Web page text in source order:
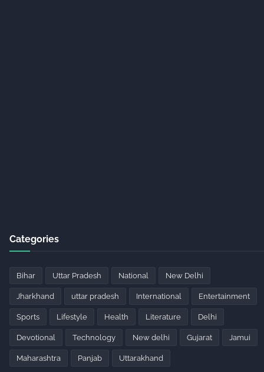
Categories
Bihar Uttar Pradesh National New Delhi
Jharkhand uttar pradesh International Entertainment
Sports Lifestyle Health Literature Delhi
Devotional Technology New delhi Gujarat Jamui
Maharashtra Panjab Uttarakhand